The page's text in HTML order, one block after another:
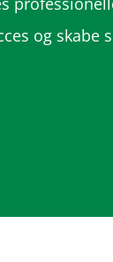
og skabe